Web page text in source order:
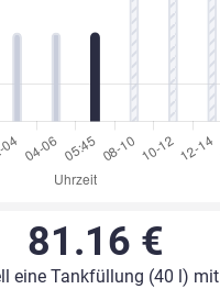
81.16 €
eine Tankfüllung (40 l) mit